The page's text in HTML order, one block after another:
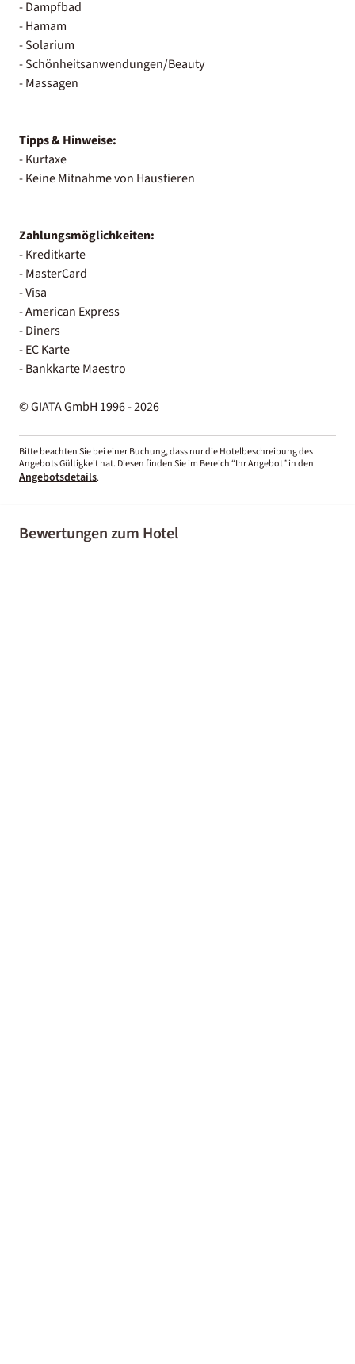
- Dampfbad
- Hamam
- Solarium
- Schönheitsanwendungen/Beauty
- Massagen
Tipps & Hinweise:
- Kurtaxe
- Keine Mitnahme von Haustieren
Zahlungsmöglichkeiten:
- Kreditkarte
- MasterCard
- Visa
- American Express
- Diners
- EC Karte
- Bankkarte Maestro
© GIATA GmbH 1996 - 2026
Bitte beachten Sie bei einer Buchung, dass nur die Hotelbeschreibung des
Angebots Gültigkeit hat. Diesen finden Sie im Bereich “Ihr Angebot” in den
Angebotsdetails.
Bewertungen zum Hotel